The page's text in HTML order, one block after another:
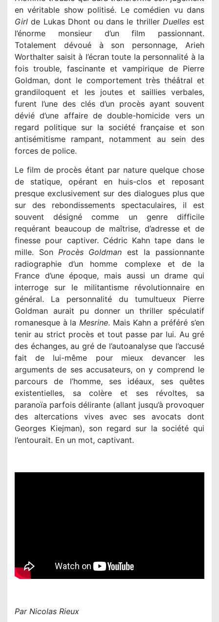
Girl de Lukas Dhont ou dans le thriller Duelles est
l’énorme monsieur d’un film passionnant.
Totalement dévoué à son personnage, Arieh
Worthalter saisit à l’écran toute la personnalité à la
fois trouble, fascinante et vampirique de Pierre
Goldman, dont le comportement très théâtral et
grandiloquent et les joutes et saillies verbales,
furent l’une des clés d’un procès ayant souvent
dévié d’une affaire de double-homicide vers un
regard politique sur la société française et son
antisémitisme rampant, notamment au sein des
forces de police.
Le film de procès étant par nature quelque chose
de statique, opérant en huis-clos et reposant
presque exclusivement sur des dialogues plus que
sur des rebondissements spectaculaires, il est
souvent désigné comme un genre difficile
requérant beaucoup de maîtrise, d’adresse et de
finesse pour captiver. Cédric Kahn tape dans le
mille. Son Procès Goldman est la passionnante
radiographie d’un homme complexe et de la
France d’une époque, mais aussi un drame qui
interroge sur le militantisme révolutionnaire en
général. La personnalité du tumultueux Pierre
Goldman aurait pu donner un thriller spéculatif
romanesque à la Mesrine. Mais Kahn a préféré s’en
tenir au strict procès et tout passe par lui. Au gré
des échanges, au gré de l’autoanalyse que l’accusé
fait de lui-même pour mieux devancer les
arguments de ses accusateurs, on y comprend le
parcours de l’homme, ses idéaux, ses quêtes
existentielles, sa colère et ses révoltes, sa
paranoïa parfois délirante (allant jusqu’à provoquer
des altercations vives avec ses avocats dont
Georges Kiejman), son regard sur la société qui
l’entourait. En un mot, captivant.
Par Nicolas Rieux